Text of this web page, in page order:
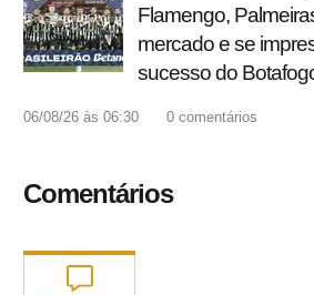
Flamengo,
mercado e se
sucesso do
06/08/26 às 06:30 0 comentários
Comentários